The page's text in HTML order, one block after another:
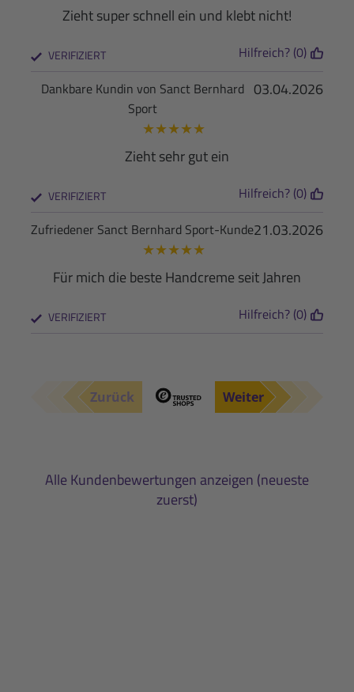
Zieht super schnell ein und klebt nicht!
VERIFIZIERT Hilfreich? (0)
03.04.2026
Dankbare Kundin von Sanct Bernhard
Sport
★★★★★
Zieht sehr gut ein
VERIFIZIERT Hilfreich? (0)
21.03.2026
Zufriedener Sanct Bernhard Sport-Kunde
★★★★★
Für mich die beste Handcreme seit Jahren
VERIFIZIERT Hilfreich? (0)
Zurück Weiter
Alle Kundenbewertungen anzeigen (neueste
zuerst)